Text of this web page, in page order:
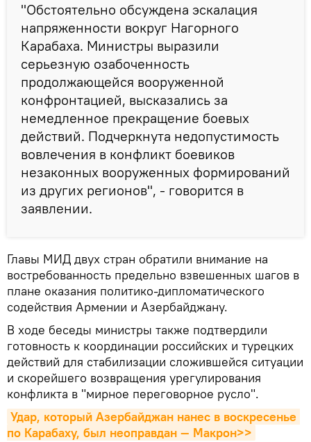
"Обстоятельно обсуждена эскалация
напряженности вокруг Нагорного
Карабаха. Министры выразили
серьезную озабоченность
продолжающейся вооруженной
конфронтацией, высказались за
немедленное прекращение боевых
действий. Подчеркнута недопустимость
вовлечения в конфликт боевиков
незаконных вооруженных формирований
из других регионов", - говорится в
заявлении.
Главы МИД двух стран обратили внимание на
востребованность предельно взвешенных шагов в
плане оказания политико-дипломатического
содействия Армении и Азербайджану.
В ходе беседы министры также подтвердили
готовность к координации российских и турецких
действий для стабилизации сложившейся ситуации
и скорейшего возвращения урегулирования
конфликта в "мирное переговорное русло".
Удар, который Азербайджан нанес в воскресенье
по Карабаху, был неоправдан — Макрон>>